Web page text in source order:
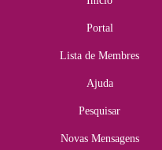
Portal
Lista de Membres
Ajuda
Pesquisar
Novas Mensagens